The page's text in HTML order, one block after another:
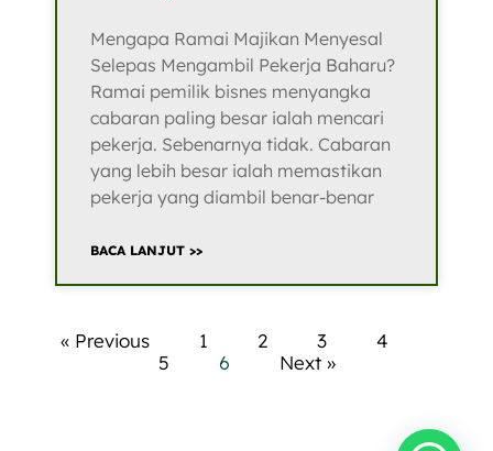
Mengapa Ramai Majikan Menyesal
Selepas Mengambil Pekerja Baharu?
Ramai pemilik bisnes menyangka
cabaran paling besar ialah mencari
pekerja. Sebenarnya tidak. Cabaran
yang lebih besar ialah memastikan
pekerja yang diambil benar-benar
BACA LANJUT >>
« Previous 1 2 3
4
5
6 Next »